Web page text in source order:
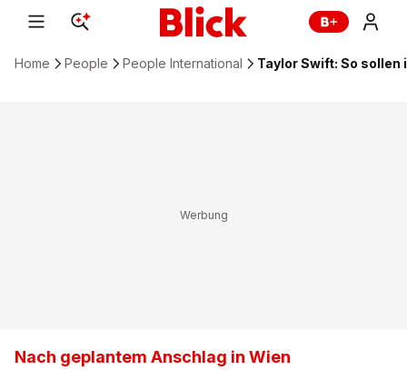
Home People People International Taylor Swift: So
Nach geplantem Anschlag in Wien